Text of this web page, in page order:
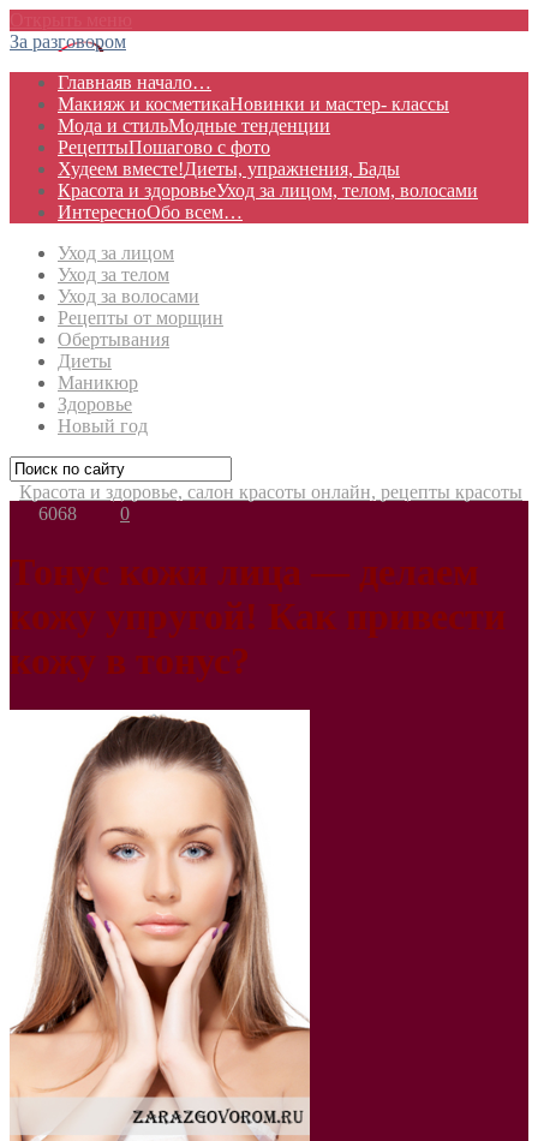
За разговором
Главнаяв начало…
Макияж и косметикаНовинки и мастер- классы
Мода и стильМодные тенденции
РецептыПошагово с фото
Худеем вместе!Диеты, упражнения, Бады
Красота и здоровьеУход за лицом, телом, волосами
ИнтересноОбо всем…
Уход за лицом
Уход за телом
Уход за волосами
Рецепты от морщин
Обертывания
Диеты
Маникюр
Здоровье
Новый год
Красота и здоровье, салон красоты онлайн, рецепты красоты
6068
0
Тонус кожи лица — делаем
кожу упругой! Как привести
кожу в тонус?